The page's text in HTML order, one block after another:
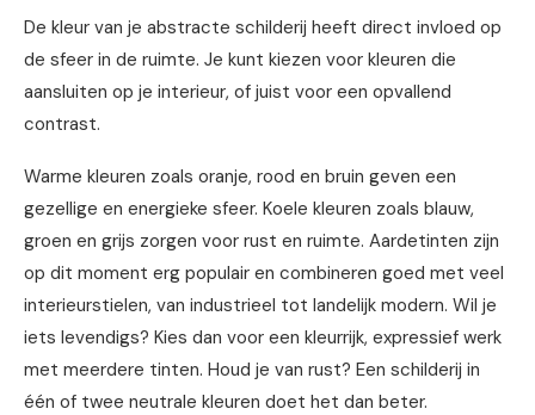
De kleur van je abstracte schilderij heeft direct invloed op
de sfeer in de ruimte. Je kunt kiezen voor kleuren die
aansluiten op je interieur, of juist voor een opvallend
contrast.
Warme kleuren zoals oranje, rood en bruin geven een
gezellige en energieke sfeer. Koele kleuren zoals blauw,
groen en grijs zorgen voor rust en ruimte. Aardetinten zijn
op dit moment erg populair en combineren goed met veel
interieurstielen, van industrieel tot landelijk modern. Wil je
iets levendigs? Kies dan voor een kleurrijk, expressief werk
met meerdere tinten. Houd je van rust? Een schilderij in
één of twee neutrale kleuren doet het dan beter.